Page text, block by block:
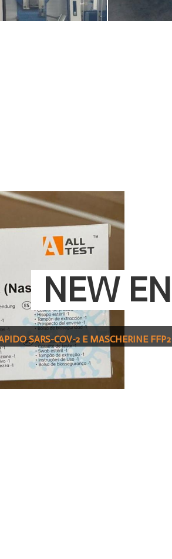
NEW
SARS-COV-2 E MASCHERINE FFP2